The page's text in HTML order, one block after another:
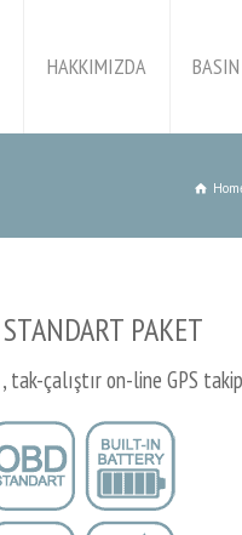
HAKKIMIZDA
PAKET
çalıştır on-line GPS